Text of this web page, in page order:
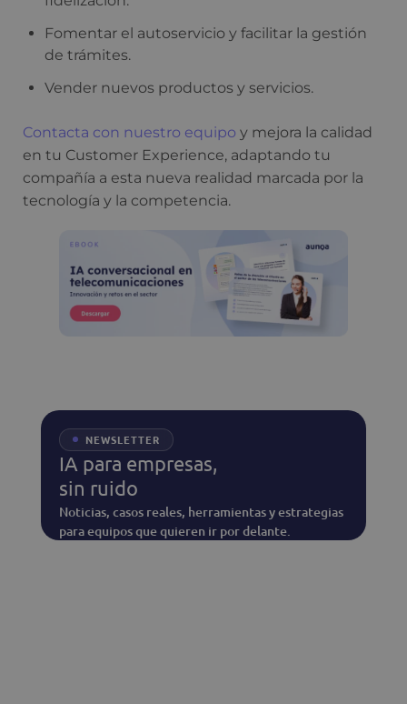
Fomentar el autoservicio y facilitar la gestión
de trámites.
Vender nuevos productos y servicios.
Contacta con nuestro equipo y mejora la calidad
en tu Customer Experience, adaptando tu
compañía a esta nueva realidad marcada por la
tecnología y la competencia.
NEWSLETTER
IA para empresas,
sin ruido
Noticias, casos reales, herramientas y estrategias
para equipos que quieren ir por delante.